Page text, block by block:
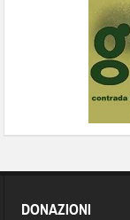
DONAZIONI